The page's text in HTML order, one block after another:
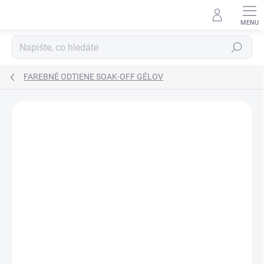
Hledat
FAREBNÉ ODTIENE SOAK-OFF GÉLOV